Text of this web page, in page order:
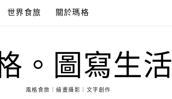
世界食旅 關於瑪格
。圖寫生活
風格食旅｜繪畫攝影｜文字創作